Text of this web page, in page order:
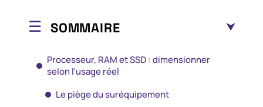
SOMMAIRE
Processeur, RAM et SSD : dimensionner
selon l’usage réel
Le piège du suréquipement